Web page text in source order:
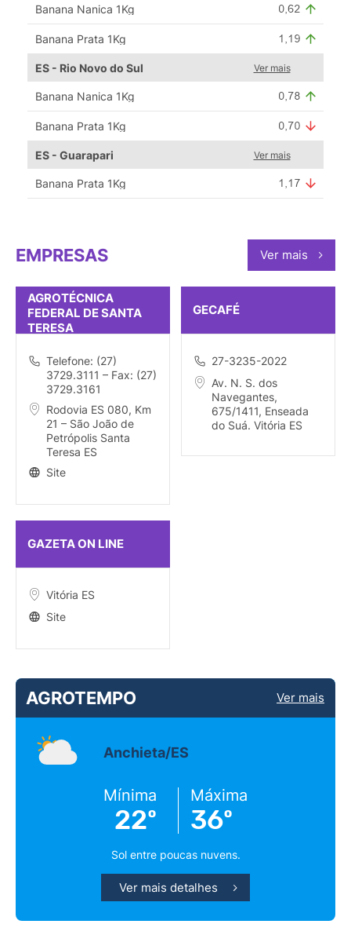
Banana Nanica 1Kg
Banana Prata 1Kg
ES - Rio Novo do Sul Ver mais
Banana Nanica 1Kg
Banana Prata 1Kg
ES - Guarapari Ver mais
Banana Prata 1Kg
EMPRESAS Ver mais
AGROTÉCNICA
FEDERAL DE SANTA
TERESA
Telefone: (27)
3729.3111 – Fax: (27)
3729.3161
Rodovia ES 080, Km
21 – São João de
Petrópolis Santa
Teresa ES
Site
GECAFÉ
27-3235-2022
Av. N. S. dos
Navegantes,
675/1411, Enseada
do Suá. Vitória ES
GAZETA ON LINE
Vitória ES
Site
AGROTEMPO Ver mais
Anchieta/ES
Mínima
22º
Máxima
36º
Sol entre poucas nuvens.
Ver mais detalhes